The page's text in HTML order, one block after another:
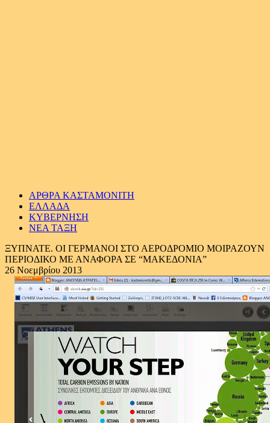
ΑΡΘΡΑ ΚΑΣΤΑΜΟΝΙΤΗ
ΕΛΛΑΔΑ
ΚΥΒΕΡΝΗΣΗ
ΝΕΑ ΤΑΞΗ
ΞΥΠΝΑΤΕ. ΟΙ ΓΕΡΜΑΝΟΙ ΣΤΟ ΑΕΡΟΔΡΟΜΙΟ ΜΟΙΡΑΖΟΥΝ
ΠΕΡΙΟΔΙΚΟ ΜΕ ΑΝΑΦΟΡΑ ΣΕ “ΜΑΚΕΔΟΝΙΑ”
26 Νοεμβρίου 2013